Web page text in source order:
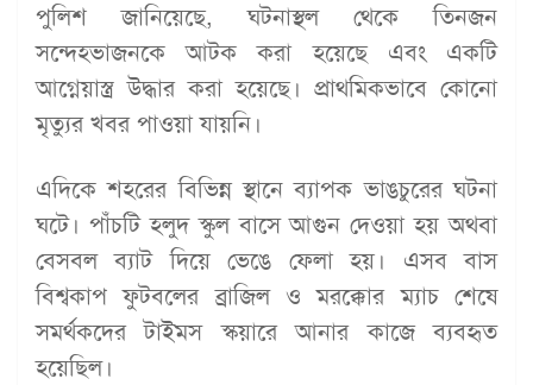
পুলিশ জানিয়েছে, ঘটনাস্থল থেকে তিনজন
সন্দেহভাজনকে আটক করা হয়েছে এবং একটি
আগ্নেয়াস্ত্র উদ্ধার করা হয়েছে। প্রাথমিকভাবে কোনো
মৃত্যুর খবর পাওয়া যায়নি।
এদিকে শহরের বিভিন্ন স্থানে ব্যাপক ভাঙচুরের ঘটনা
ঘটে। পাঁচটি হলুদ স্কুল বাসে আগুন দেওয়া হয় অথবা
বেসবল ব্যাট দিয়ে ভেঙে ফেলা হয়। এসব বাস
বিশ্বকাপ ফুটবলের ব্রাজিল ও মরক্কোর ম্যাচ শেষে
সমর্থকদের টাইমস স্কয়ারে আনার কাজে ব্যবহৃত
হয়েছিল।